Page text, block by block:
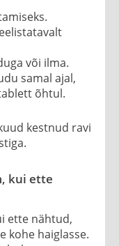
või ilma.
samal ajal,
õhtul.
kestnud ravi
kui ette
ette nähtud,
kohe haiglasse.